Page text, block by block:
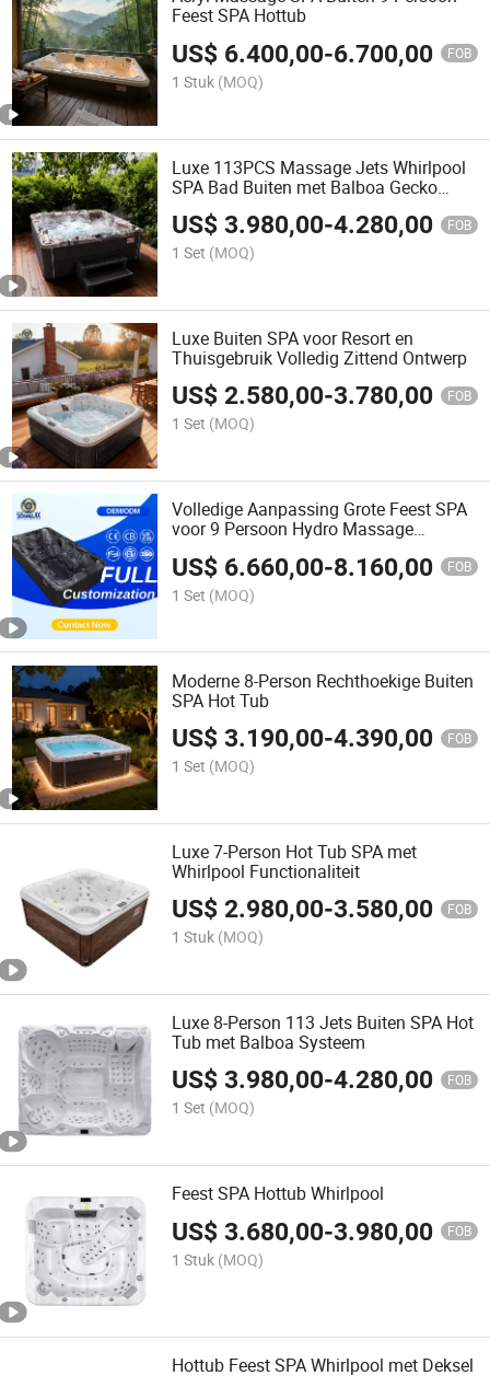
Feest SPA Hottub
US$ 6.400,00-6.700,00 FOB
1 Stuk (MOQ)
Luxe 113PCS Massage Jets Whirlpool
SPA Bad Buiten met Balboa Gecko
Spanet
US$3.980,00-4.280,00 FOB
1 Set (MOQ)
Luxe Buiten SPA voor Resort en
Thuisgebruik Volledig Zittend Ontwerp
US$2.580,00-3.780,00 FOB
1 Set (MOQ)
Volledige Aanpassing Grote Feest SPA
voor 9 Persoon Hydro Massage
US$ 6.660,00-8.160,00 FOB
1 Set (MOQ)
Moderne 8-Person Rechthoekige Buiten
SPA Hot Tub
US$3.190,00-4.390,00 FOB
1 Set (MOQ)
Luxe 7-Person Hot Tub SPA met
Whirlpool Functionaliteit
US$2.980,00-3.580,00 FOB
1 Stuk (MOQ)
Luxe 8-Person 113 Jets Buiten SPA Hot
Tub met Balboa Systeem
US$3.980,00-4.280,00 FOB
1 Set (MOQ)
Feest SPA Hottub Whirlpool
US$3.680,00-3.980,00 FOB
1 Stuk (MOQ)
Hottub Feest SPA Whirlpool met Deksel